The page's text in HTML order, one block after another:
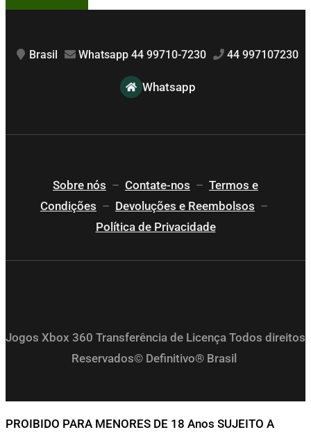
Brasil Whatsapp 44 99710-7230 44 997107230
Whatsapp
Sobre nós – Contate-nos – Termos e
Condições – Devoluções e Reembolsos –
Política de Privacidade
Jogos Xbox 360 Transferência de Licença Todos direitos
Reservados© Definitivo® Brasil
PROIBIDO PARA MENORES DE 18 Anos SUJEITO A